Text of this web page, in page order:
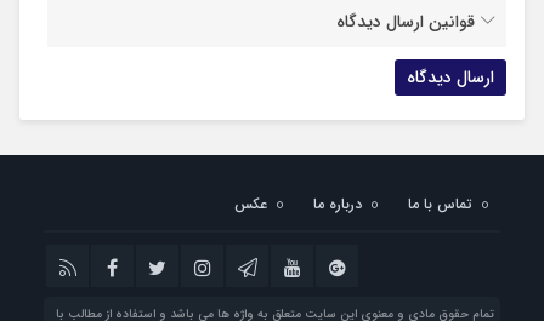
قوانین ارسال دیدگاه
تماس با ما درباره ما عکس
تمام حقوق مادی و معنوی این سایت متعلق به واژه ها می باشد و استفاده از مطالب با